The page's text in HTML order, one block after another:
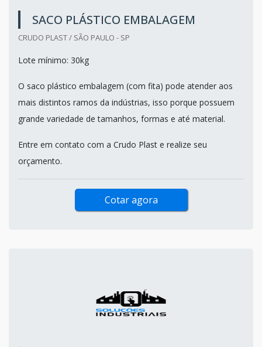
SACO PLÁSTICO EMBALAGEM
CRUDO PLAST / SÃO PAULO - SP
Lote mínimo: 30kg
O saco plástico embalagem (com fita) pode atender aos
mais distintos ramos da indústrias, isso porque possuem
grande variedade de tamanhos, formas e até material.
Entre em contato com a Crudo Plast e realize seu
orçamento.
Cotar agora